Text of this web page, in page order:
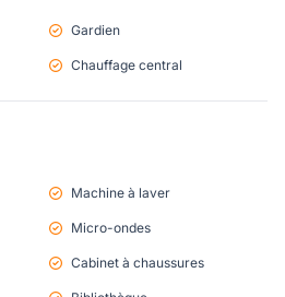
Gardien
Chauffage central
Machine à laver
Micro-ondes
Cabinet à chaussures